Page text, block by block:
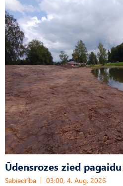
Ūdensrozes zied
Sabiedrība 03:00, 4. Aug, 2026